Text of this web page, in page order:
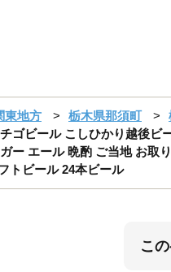
東地方 栃木県那須町
チゴビール こしひかり越後
ー エール 晩酌 ご当地 お取
トビール 24本ビール
こ